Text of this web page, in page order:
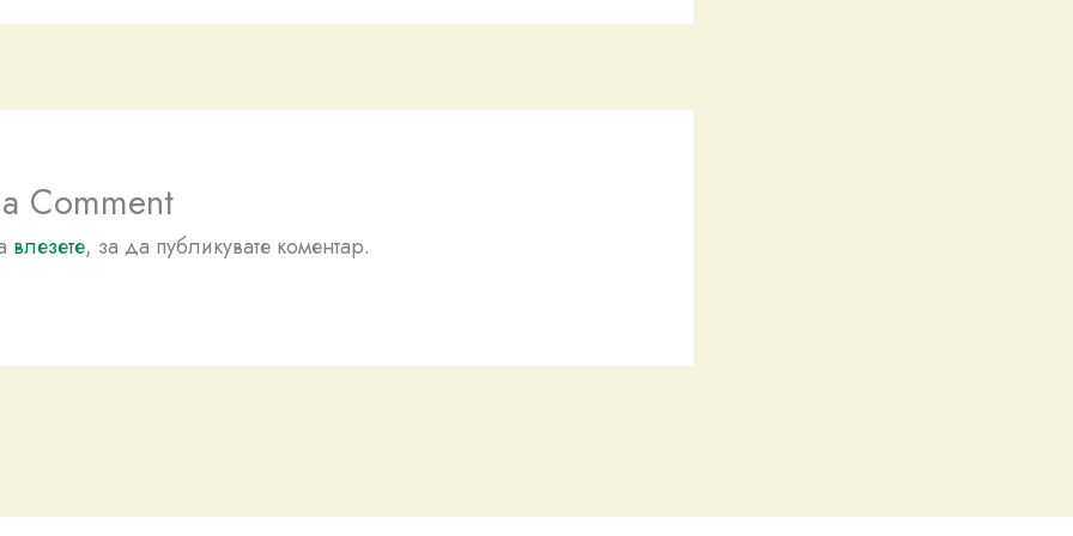
Comment
влезете, за да публикувате коментар.